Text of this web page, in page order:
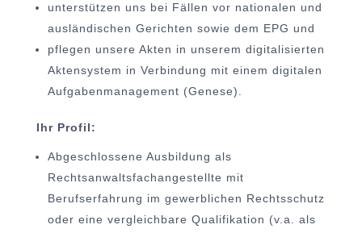
unterstützen uns bei Fällen vor nationalen und
ausländischen Gerichten sowie dem EPG und
pflegen unsere Akten in unserem digitalisierten
Aktensystem in Verbindung mit einem digitalen
Aufgabenmanagement (Genese).
Ihr Profil:
Abgeschlossene Ausbildung als
Rechtsanwaltsfachangestellte mit
Berufserfahrung im gewerblichen Rechtsschutz
oder eine vergleichbare Qualifikation (v.a. als